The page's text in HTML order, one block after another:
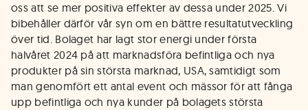
oss att se mer positiva effekter av dessa under 2025. Vi
bibehåller därför vår syn om en bättre resultatutveckling
över tid. Bolaget har lagt stor energi under första
halvåret 2024 på att marknadsföra befintliga och nya
produkter på sin största marknad, USA, samtidigt som
man genomfört ett antal event och mässor för att fånga
upp befintliga och nya kunder på bolagets största